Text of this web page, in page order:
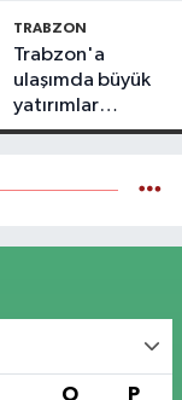
TRABZON
Trabzon'a
ulaşımda büyük
yatırımlar
yapılıyor
O P